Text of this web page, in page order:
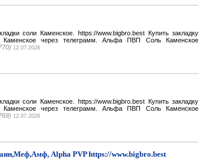
соли Каменское. https://www.bigbro.best Купить закладку
через телеграмм. Альфа ПВП Соль Каменское
12.07.2026
соли Каменское. https://www.bigbro.best Купить закладку
через телеграмм. Альфа ПВП Соль Каменское
12.07.2026
Alpha PVP https://www.bigbro.best